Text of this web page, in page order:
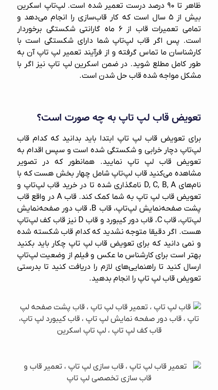
ظاهر تا ۹۰ درصد درست تعمیر شده است.
لپ‌تاپ اسکرین
بیش از ۵ سال است که کار قاب‌سازی را انجام می‌دهد و
تمامی تعمیرات قاب از ۶ ماه گارانتی شکستگی برخوردار
است. پس اگر قاب لپ‌تاپ شما دارای شکستگی است با
کارشناسان ما تماس گرفته و از فرآیند تعمیر لپ تاپآن به
طور کامل مطلع شوید. در ضمن اسکرین لپ تاپ نیز اگر با
مشکل مواجه شده قاب حل شدن است.
تعویض قاب لپ‌ تاپ به چه صورت است؟
برای تعویض قاب لپ‌ تاپ ابتدا باید بدانید که کدام قاب
لپ‌تاپ دچار خرابی و شکستگی شده است و سپس اقدام به
تعویض قاب لپ‌ تاپ نمایید. همانطور که در تصویر
مشاهده می‌کنید قاب لپ‌تاپ شامل چهار بخش هست که با
نام‌های D, C, B, A نامگذاری شده تا در خرید قاب لپ‌تاپ و
تعویض قاب لپ‌ تاپ به شما کمک کند. قاب A در واقع قاب
پشت صفحه‌نمایش لپ‌تاپ، قاب B، قاب دور صفحه‌نمایش
لپ‌تاپ، قاب C، قاب دور کیبورد و قاب D نیز قاب کف لپ‌تاپ
هست. اگر دقیقا متوجه نشدید که کدام قاب شکسته شده
و نمی دانید که برای تعویض قاب لپ‌ تاپ چکار باید بکنید
بهتر است برای کارشناس ما عکس و فیلم از وضعیت لپ‌تاپ
ارسال کنید تا راهنمایی‌های لازم را دریافت کنید تا بدرستی
تعویض قاب لپ‌ تاپ را انجام بدهید.